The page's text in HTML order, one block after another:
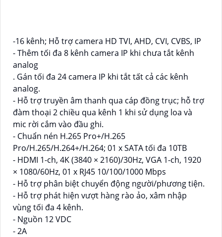
-16 kênh; Hỗ trợ camera HD TVI, AHD, CVI, CVBS, IP
- Thêm tối đa 8 kênh camera IP khi chưa tắt kênh
analog
. Gán tối đa 24 camera IP khi tắt tất cả các kênh
analog.
- Hỗ trợ truyền âm thanh qua cáp đồng trục; hỗ trợ
đàm thoại 2 chiều qua kênh 1 khi sử dụng loa và
mic rời cắm vào đầu ghi.
- Chuẩn nén H.265 Pro+/H.265
Pro/H.265/H.264+/H.264; 01 x SATA tối đa 10TB
- HDMI 1-ch, 4K (3840 × 2160)/30Hz, VGA 1-ch, 1920
× 1080/60Hz, 01 x RJ45 10/100/1000 Mbps
- Hỗ trợ phân biệt chuyển động người/phương tiện.
- Hỗ trợ phát hiện vượt hàng rào ảo, xâm nhập
vùng tối đa 4 kênh.
- Nguồn 12 VDC
- 2A